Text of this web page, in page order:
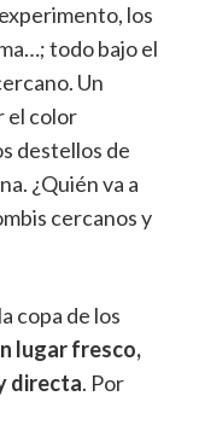
los
todo bajo el
Un
el color
destellos de
¿Quién va a
cercanos y
copa de los
lugar fresco,
directa. Por